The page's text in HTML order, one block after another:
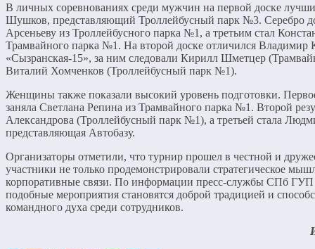
В личных соревнованиях среди мужчин на первой доске
Шушков, представляющий Троллейбусный парк №3. Серебро
Арсеньеву из Троллейбусного парка №1, а третьим стал
Трамвайного парка №1. На второй доске отличился Владимир
«Сызранская-15», за ним следовали Кирилл Шметцер
Виталий Хомченков (Троллейбусный парк №1).
Женщины также показали высокий уровень подготовки.
заняла Светлана Репина из Трамвайного парка №1. Второй
Александрова (Троллейбусный парк №1), а третьей стала
представляющая Автобазу.
Организаторы отметили, что турнир прошел в честной и
участники не только продемонстрировали стратегическое
корпоративные связи. По информации пресс-службы СПб ГУП
подобные мероприятия становятся доброй традицией и
командного духа среди сотрудников.